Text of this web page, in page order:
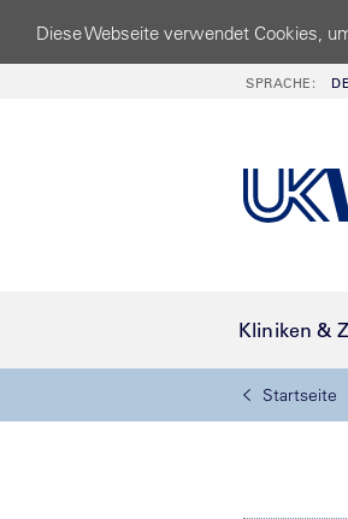
Diese Webseite verwendet Cookies,
SPRACHE:
Kliniken &
Startseite